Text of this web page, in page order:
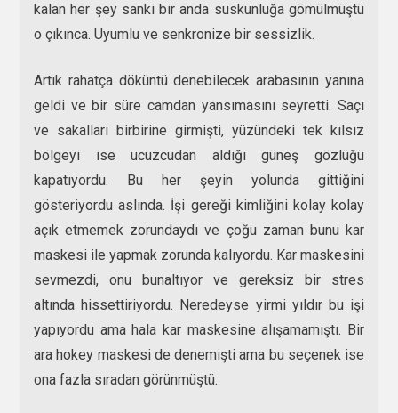
kalan her şey sanki bir anda suskunluğa gömülmüştü
o çıkınca. Uyumlu ve senkronize bir sessizlik.
Artık rahatça döküntü denebilecek arabasının yanına
geldi ve bir süre camdan yansımasını seyretti. Saçı
ve sakalları birbirine girmişti, yüzündeki tek kılsız
bölgeyi ise ucuzcudan aldığı güneş gözlüğü
kapatıyordu. Bu her şeyin yolunda gittiğini
gösteriyordu aslında. İşi gereği kimliğini kolay kolay
açık etmemek zorundaydı ve çoğu zaman bunu kar
maskesi ile yapmak zorunda kalıyordu. Kar maskesini
sevmezdi, onu bunaltıyor ve gereksiz bir stres
altında hissettiriyordu. Neredeyse yirmi yıldır bu işi
yapıyordu ama hala kar maskesine alışamamıştı. Bir
ara hokey maskesi de denemişti ama bu seçenek ise
ona fazla sıradan görünmüştü.